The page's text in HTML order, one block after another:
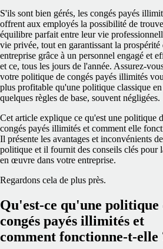
S'ils sont bien gérés, les congés payés
offrent aux employés la possibilité de
équilibre parfait entre leur vie
vie privée, tout en garantissant la prospérité
entreprise grâce à un personnel engagé et
et ce, tous les jours de l'année. Assurez-
votre politique de congés payés illimités
plus profitable qu'une politique classique
quelques règles de base, souvent négligées.
Cet article explique ce qu'est une politique
congés payés illimités et comment elle
Il présente les avantages et inconvénients
politique et il fournit des conseils clés pour
en œuvre dans votre entreprise.
Regardons cela de plus près.
Qu'est-ce qu'une politique
congés payés illimités et
comment fonctionne-t-elle